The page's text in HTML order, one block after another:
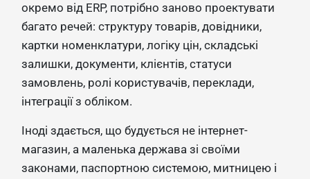
окремо від ERP, потрібно заново проектувати
багато речей: структуру товарів, довідники,
картки номенклатури, логіку цін, складські
залишки, документи, клієнтів, статуси
замовлень, ролі користувачів, переклади,
інтеграції з обліком.
Іноді здається, що будується не інтернет-
магазин, а маленька держава зі своїми
законами, паспортною системою, митницею і